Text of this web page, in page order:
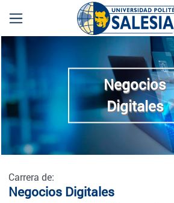
Negocios Digitales - Guayaquil
more
Negocios
Digitales
Carrera de:
Negocios Digitales